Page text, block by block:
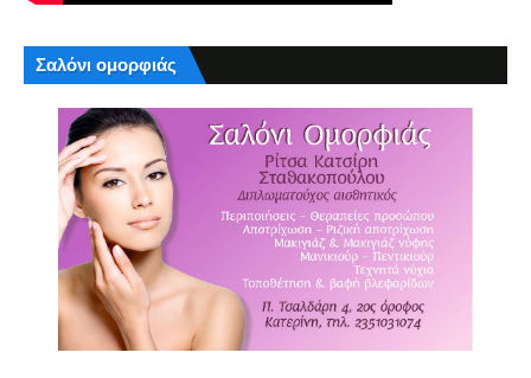
Σαλόνι ομορφιάς